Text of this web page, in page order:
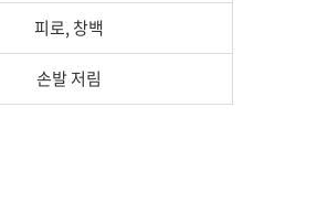
피로, 창백
손발 저림